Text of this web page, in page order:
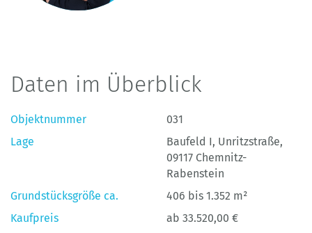
Daten im Überblick
Objektnummer
031
Lage
Baufeld I, Unritzstraße,
09117 Chemnitz-
Rabenstein
Grundstücksgröße ca.
406 bis 1.352 m²
Kaufpreis
ab 33.520,00 €